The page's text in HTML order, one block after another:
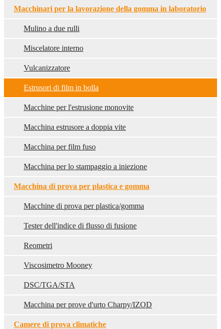
Macchinari per la lavorazione della gomma in laboratorio
Mulino a due rulli
Miscelatore interno
Vulcanizzatore
Estrusori di film in bolla
Macchine per l'estrusione monovite
Macchina estrusore a doppia vite
Macchina per film fuso
Macchina per lo stampaggio a iniezione
Macchina di prova per plastica e gomma
Macchine di prova per plastica/gomma
Tester dell'indice di flusso di fusione
Reometri
Viscosimetro Mooney
DSC/TGA/STA
Macchina per prove d'urto Charpy/IZOD
Camere di prova climatiche